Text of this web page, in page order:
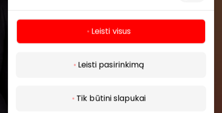
Leisti visus
Leisti pasirinkimą
Tik būtini slapukai
PPC AKROPOLIS naujienas. Dėl to AKROPOLIS
Daugiau